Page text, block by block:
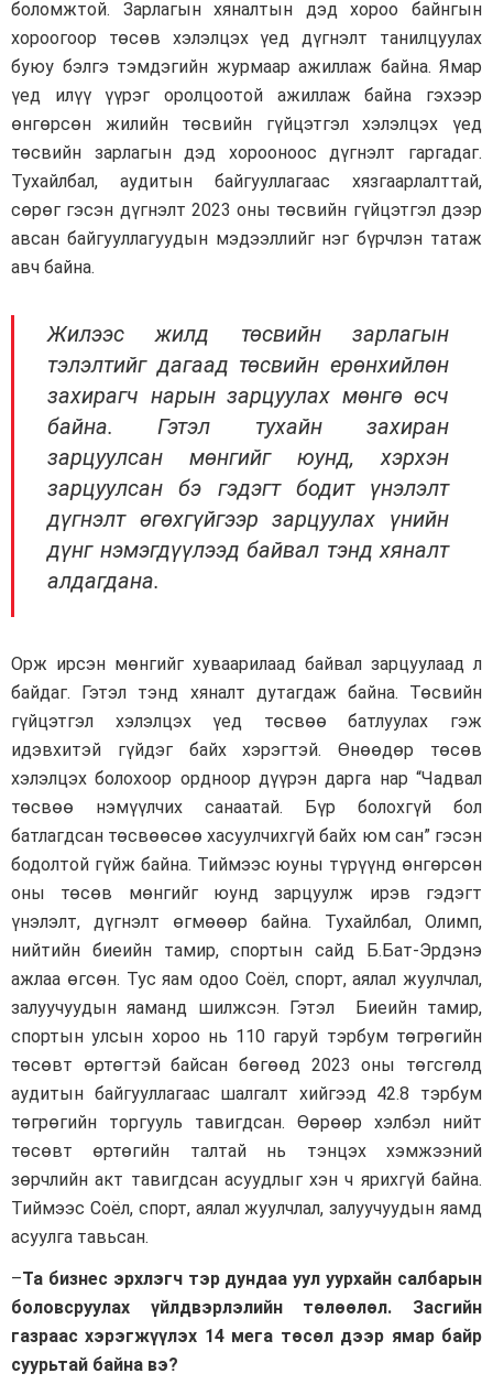
боломжтой. Зарлагын хяналтын дэд хороо байнгын
хороогоор төсөв хэлэлцэх үед дүгнэлт танилцуулах
буюу бэлгэ тэмдэгийн журмаар ажиллаж байна. Ямар
үед илүү үүрэг оролцоотой ажиллаж байна гэхээр
өнгөрсөн жилийн төсвийн гүйцэтгэл хэлэлцэх үед
төсвийн зарлагын дэд хорооноос дүгнэлт гаргадаг.
Тухайлбал, аудитын байгууллагаас хязгаарлалттай,
сөрөг гэсэн дүгнэлт 2023 оны төсвийн гүйцэтгэл дээр
авсан байгууллагуудын мэдээллийг нэг бүрчлэн татаж
авч байна.
Жилээс жилд төсвийн зарлагын
тэлэлтийг дагаад төсвийн ерөнхийлөн
захирагч нарын зарцуулах мөнгө өсч
байна. Гэтэл тухайн захиран
зарцуулсан мөнгийг юунд, хэрхэн
зарцуулсан бэ гэдэгт бодит үнэлэлт
дүгнэлт өгөхгүйгээр зарцуулах үнийн
дүнг нэмэгдүүлээд байвал тэнд хяналт
алдагдана.
Орж ирсэн мөнгийг хуваарилаад байвал зарцуулаад л
байдаг. Гэтэл тэнд хяналт дутагдаж байна. Төсвийн
гүйцэтгэл хэлэлцэх үед төсвөө батлуулах гэж
идэвхитэй гүйдэг байх хэрэгтэй. Өнөөдөр төсөв
хэлэлцэх болохоор ордноор дүүрэн дарга нар “Чадвал
төсвөө нэмүүлчих санаатай. Бүр болохгүй бол
батлагдсан төсвөөсөө хасуулчихгүй байх юм сан” гэсэн
бодолтой гүйж байна. Тиймээс юуны түрүүнд өнгөрсөн
оны төсөв мөнгийг юунд зарцуулж ирэв гэдэгт
үнэлэлт, дүгнэлт өгмөөөр байна. Тухайлбал, Олимп,
нийтийн биеийн тамир, спортын сайд Б.Бат-Эрдэнэ
ажлаа өгсөн. Тус яам одоо Соёл, спорт, аялал жуулчлал,
залуучуудын яаманд шилжсэн. Гэтэл Биеийн тамир,
спортын улсын хороо нь 110 гаруй тэрбум төгрөгийн
төсөвт өртөгтэй байсан бөгөөд 2023 оны төгсгөлд
аудитын байгууллагаас шалгалт хийгээд 42.8 тэрбум
төгрөгийн торгууль тавигдсан. Өөрөөр хэлбэл нийт
төсөвт өртөгийн талтай нь тэнцэх хэмжээний
зөрчлийн акт тавигдсан асуудлыг хэн ч ярихгүй байна.
Тиймээс Соёл, спорт, аялал жуулчлал, залуучуудын яамд
асуулга тавьсан.
–Та бизнес эрхлэгч тэр дундаа уул уурхайн салбарын
боловсруулах үйлдвэрлэлийн төлөөлөл. Засгийн
газраас хэрэгжүүлэх 14 мега төсөл дээр ямар байр
суурьтай байна вэ?